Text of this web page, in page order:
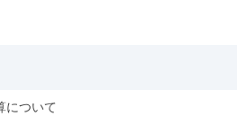
ついて